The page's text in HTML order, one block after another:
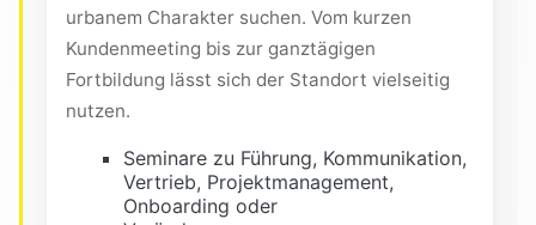
urbanem Charakter suchen. Vom kurzen
Kundenmeeting bis zur ganztägigen
Fortbildung lässt sich der Standort vielseitig
nutzen.
Seminare zu Führung, Kommunikation,
Vertrieb, Projektmanagement,
Onboarding oder